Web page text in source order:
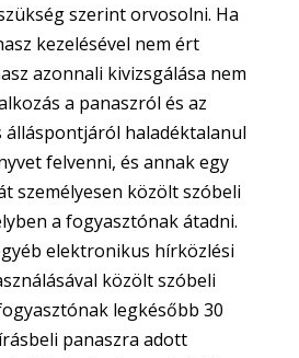
szerint orvosolni. Ha
kezelésével nem ért
azonnali kivizsgálása nem
a panaszról és az
álláspontjáról haladéktalanul
felvenni, és annak egy
személyesen közölt szóbeli
a fogyasztónak átadni.
elektronikus hírközlési
közölt szóbeli
legkésőbb 30
panaszra adott